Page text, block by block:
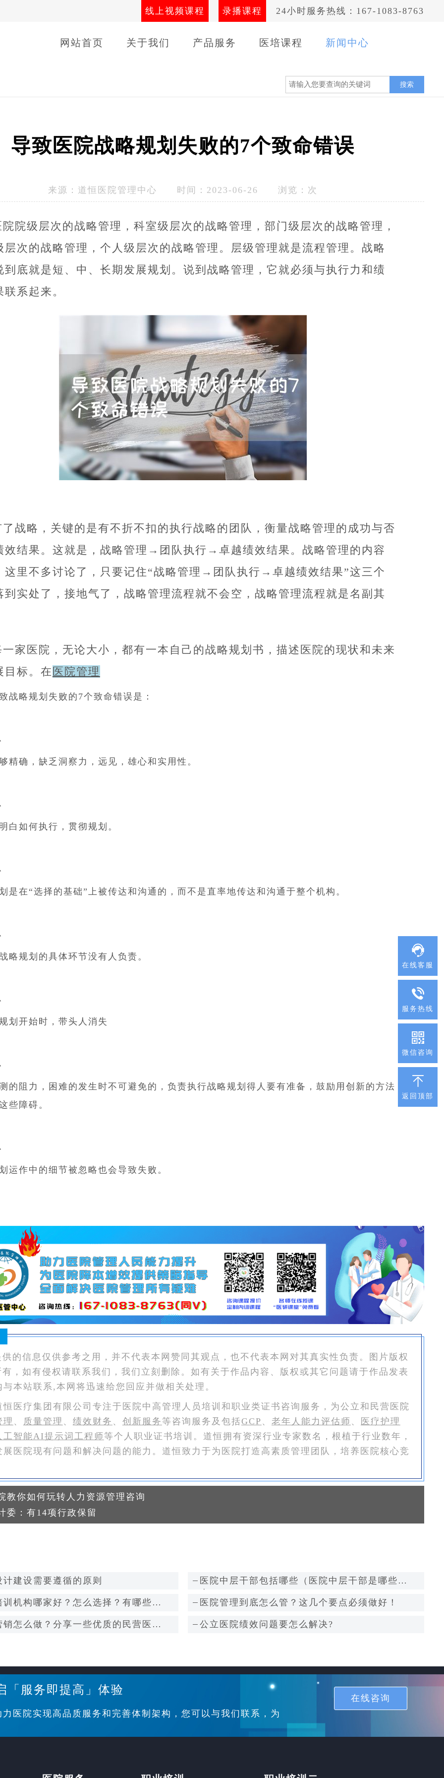
线上视频课程 录播课程 24小时服务热线：167-1083-8763
网站首页 关于我们 产品服务 医培课程 新闻中心
在线客服
服务热线
微信咨询
返回顶部
搜索
导致医院战略规划失败的7个致命错误
来源： 道恒医院管理中心 时间：2023-06-26 浏览： 次
院院级层次的战略管理，科室级层次的战略管理，部门级层次的战略管理，
层次的战略管理，个人级层次的战略管理。层级管理就是流程管理。战略
到底就是短、中、长期发展规划。说到战略管理，它就必须与执行力和绩
系起来。
了战略，关键的是有不折不扣的执行战略的团队，衡量战略管理的成功与否
效结果。这就是，战略管理→团队执行→卓越绩效结果。战略管理的内容
这里不多讨论了，只要记住“战略管理→团队执行→卓越绩效结果”这三个
到实处了，接地气了，战略管理流程就不会空，战略管理流程就是名副其
一家医院，无论大小，都有一本自己的战略规划书，描述医院的现状和未来
目标。在 医院管理
战略规划失败的7个致命错误是：
精确，缺乏洞察力，远见，雄心和实用性。
白如何执行，贯彻规划。
是在“选择的基础”上被传达和沟通的，而不是直率地传达和沟通于整个机构。
略规划的具体环节没有人负责。
划开始时，带头人消失
的阻力，困难的发生时不可避免的，负责执行战略规划得人要有准备，鼓励用创新的方法
些障碍。
运作中的细节被忽略也会导致失败。
的信息仅供参考之用，并不代表本网赞同其观点，也不代表本网对其真实性负责。图片版权
，如有侵权请联系我们，我们立刻删除。如有关于作品内容、版权或其它问题请于作品发表
本站联系,本网将迅速给您回应并做相关处理。
恒医疗集团有限公司专注于医院中高管理人员培训和职业类证书咨询服务，为公立和民营医院
理 、 质量管理 、 绩效财务 、 创新服务 等咨询服务及包括GCP 、 老年人能力评估师 、
医疗护理
工智能AI提示词工程师 等个人职业证书培训。道恒拥有资深行业专家数名，根植于行业数年，
展医院现有问题和解决问题的能力。道恒致力于为医院打造高素质管理团队，培养医院核心竞
教你如何玩转人力资源管理咨询
委：有14项行政保留
建设需要遵循的原则
医院中层干部包括哪些（医院中层干部是哪些
人）
训机构哪家好？怎么选择？有哪些参
医院管理到底怎么管？这几个要点必须做好！
销怎么做？分享一些优质的民营医院 公立医院绩效问题要怎么解决?
服务即提高」体验
医院实现高品质服务和完善体制架构，您可以与我们联系，为
在线咨询